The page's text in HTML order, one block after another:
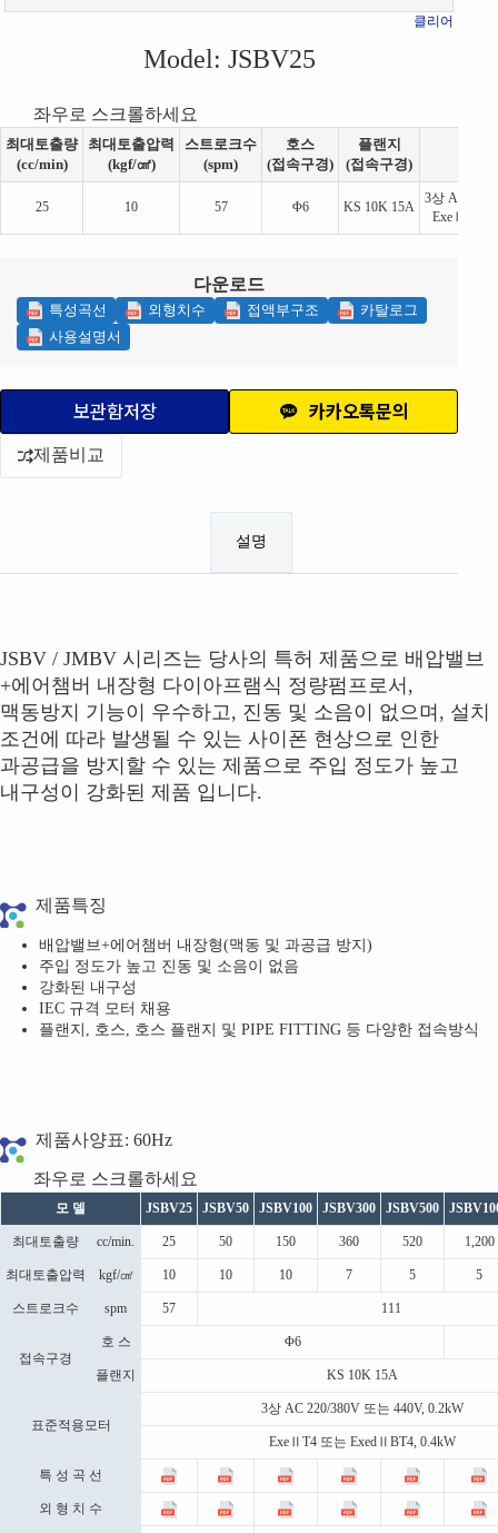
Model: JSBV25
클리어
최대토출량
(cc/min)
최대토출압력
(kgf/㎠)
스트로크수
(spm)
호스
(접속구경)
플랜지
(접속구경)
25 10 57 Φ6 KS 10K 15A
3상 AC 220/
ExeⅡT4
다운로드
특성곡선 외형치수 접액부구조
카탈로그
사용설명서
보관함저장 카카오톡문의
제품비교
설명
JSBV / JMBV 시리즈는 당사의 특허 제품으로 배압밸브
+에어챔버 내장형 다이아프램식 정량펌프로서,
맥동방지 기능이 우수하고, 진동 및 소음이 없으며, 설치
조건에 따라 발생될 수 있는 사이폰 현상으로 인한
과공급을 방지할 수 있는 제품으로 주입 정도가 높고
내구성이 강화된 제품 입니다.
제품특징
배압밸브+에어챔버 내장형(맥동 및 과공급 방지)
주입 정도가 높고 진동 및 소음이 없음
강화된 내구성
IEC 규격 모터 채용
플랜지, 호스, 호스 플랜지 및 PIPE FITTING 등 다양한 접속방식
제품사양표: 60Hz
모 델 JSBV25 JSBV50 JSBV100 JSBV300 JSBV500
최대토출량 cc/min. 25 50 150 360 520 1,200
최대토출압력 kgf/㎠ 10 10 10 7 5 5
스트로크수 spm 57 111
접속구경
호 스 Φ6
플랜지 KS 10K 15A
표준적용모터
3상 AC 220/380V 또는 440V, 0.2kW
ExeⅡT4 또는 ExedⅡBT4, 0.4kW
특 성 곡 선
외 형 치 수